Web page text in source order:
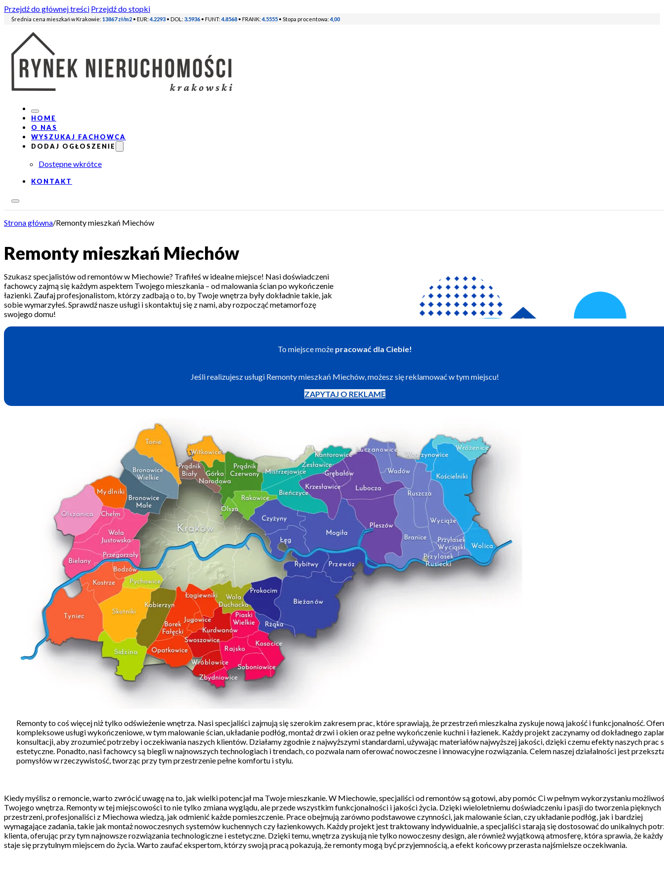
Przejdź do głównej treści Przejdź do stopki
Średnia cena mieszkań w Krakowie: 13867 zł/m2 • EUR: 4.2293 • DOL: 3.5936 • FUNT: 4.8568 • FRANK: 4.5555 • Stopa procentowa: 4,00
HOME
O NAS
WYSZUKAJ FACHOWCA
DODAJ OGŁOSZENIE
Dostępne wkrótce
KONTAKT
Strona główna/Remonty mieszkań Miechów
Remonty mieszkań Miechów
Szukasz specjalistów od remontów w Miechowie? Trafiłeś w idealne miejsce! Nasi doświadczeni
fachowcy zajmą się każdym aspektem Twojego mieszkania – od malowania ścian po wykończenie
łazienki. Zaufaj profesjonalistom, którzy zadbają o to, by Twoje wnętrza były dokładnie takie, jak
sobie wymarzyłeś. Sprawdź nasze usługi i skontaktuj się z nami, aby rozpocząć metamorfozę
swojego domu!
To miejsce może pracować dla Ciebie!
Jeśli realizujesz usługi Remonty mieszkań Miechów, możesz się reklamować w tym miejscu!
ZAPYTAJ O REKLAMĘ
Remonty to coś więcej niż tylko odświeżenie wnętrza. Nasi specjaliści zajmują się szerokim zakresem prac, które sprawiają, że przestrzeń mieszkalna zyskuje nową jakość i funkcjonalność.
kompleksowe usługi wykończeniowe, w tym malowanie ścian, układanie podłóg, montaż drzwi i okien oraz pełne wykończenie kuchni i łazienek. Każdy projekt zaczynamy od dokładnego
konsultacji, aby zrozumieć potrzeby i oczekiwania naszych klientów. Działamy zgodnie z najwyższymi standardami, używając materiałów najwyższej jakości, dzięki czemu efekty naszych prac
estetyczne. Ponadto, nasi fachowcy są biegli w najnowszych technologiach i trendach, co pozwala nam oferować nowoczesne i innowacyjne rozwiązania. Celem naszej działalności jest
pomysłów w rzeczywistość, tworząc przy tym przestrzenie pełne komfortu i stylu.
Kiedy myślisz o remoncie, warto zwrócić uwagę na to, jak wielki potencjał ma Twoje mieszkanie. W Miechowie, specjaliści od remontów są gotowi, aby pomóc Ci w pełnym wykorzystaniu
Twojego wnętrza. Remonty w tej miejscowości to nie tylko zmiana wyglądu, ale przede wszystkim funkcjonalności i jakości życia. Dzięki wieloletniemu doświadczeniu i pasji do tworzenia pięknych
przestrzeni, profesjonaliści z Miechowa wiedzą, jak odmienić każde pomieszczenie. Prace obejmują zarówno podstawowe czynności, jak malowanie ścian, czy układanie podłóg, jak i bardziej
wymagające zadania, takie jak montaż nowoczesnych systemów kuchennych czy łazienkowych. Każdy projekt jest traktowany indywidualnie, a specjaliści starają się dostosować do unikalnych
klienta, oferując przy tym najnowsze rozwiązania technologiczne i estetyczne. Dzięki temu, wnętrza zyskują nie tylko nowoczesny design, ale również wyjątkową atmosferę, która sprawia, że
staje się przytulnym miejscem do życia. Warto zaufać ekspertom, którzy swoją pracą pokazują, że remonty mogą być przyjemnością, a efekt końcowy przerasta najśmielsze oczekiwania.